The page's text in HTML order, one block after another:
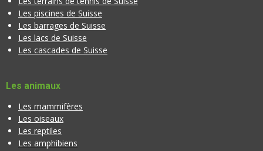
Les piscines de Suisse
Les barrages de Suisse
Les lacs de Suisse
Les cascades de Suisse
Les animaux
Les mammifères
Les oiseaux
Les reptiles
Les amphibiens